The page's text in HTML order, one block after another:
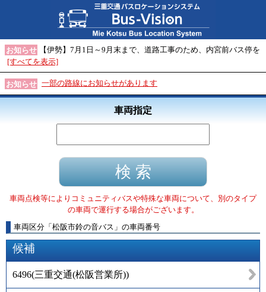
お知らせ
【伊勢】7月1日～9月末まで、道路工事のため、内宮前バス停を
[すべてを表示]
お知らせ 一部の路線にお知らせがあります
車両指定
車両点検等によりコミュニティバスや特殊な車両について、別のタイプ
の車両で運行する場合がございます。
車両区分 「 松阪市鈴の音バス 」 の車両番号
候補
6496(三重交通(松阪営業所))